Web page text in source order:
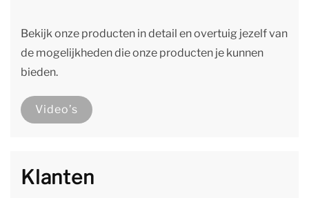
Bekijk onze producten in detail en overtuig jezelf van
de mogelijkheden die onze producten je kunnen
bieden.
Video’s
Klanten